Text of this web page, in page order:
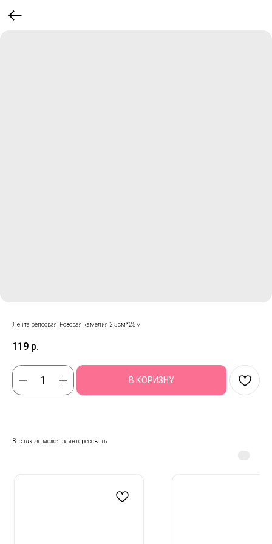
Лента репсовая, Розовая камелия 2,5см*25м
119 р.
В КОРИЗНУ
Вас так же может заинтересовать